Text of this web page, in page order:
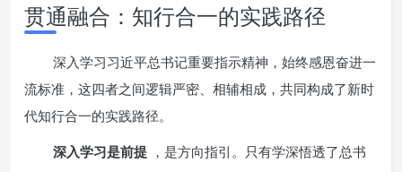
贯通融合：知行合一的实践路径
深入学习习近平总书记重要指示精神，始终感恩奋进一
流标准，这四者之间逻辑严密、相辅相成，共同构成了新时
代知行合一的实践路径。
深入学习是前提 ，是方向指引。只有学深悟透了总书